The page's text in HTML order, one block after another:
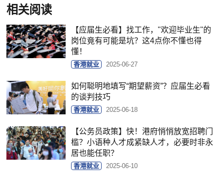
相关阅读
【应届生必看】找工作，"欢迎毕业生"的
岗位竟有可能是坑？这4点你不懂也得
懂！
香港就业 2025-06-27
如何聪明地填写“期望薪资”？应届生必看
的谈判技巧
香港就业 2025-06-18
【公务员政策】快！港府悄悄放宽招聘门
槛？小语种人才成紧缺人才，必要时非永
居也能任职？
香港就业 2025-06-10